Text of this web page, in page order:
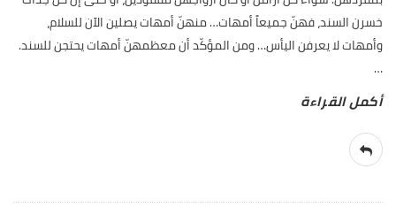
خسرن السند، فهنّ جميعاً أمهات… منهنّ أمهات يصلين الآن للسلام،
وأمهات لا يعرفن اليأس… ومن المؤكّد أن معظمهنّ أمهات يحتجن للسند.
…